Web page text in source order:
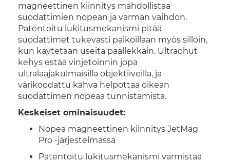
magneettinen kiinnitys mahdollistaa
suodattimien nopean ja varman vaihdon.
Patentoitu lukitusmekanismi pitää
suodattimet tukevasti paikoillaan myös silloin,
kun käytetään useita päällekkäin. Ultraohut
kehys estää vinjetoinnin jopa
ultralaajakulmaisilla objektiiveilla, ja
värikoodattu kahva helpottaa oikean
suodattimen nopeaa tunnistamista.
Keskeiset ominaisuudet:
Nopea magneettinen kiinnitys JetMag
Pro -järjestelmässä
Patentoitu lukitusmekanismi varmistaa